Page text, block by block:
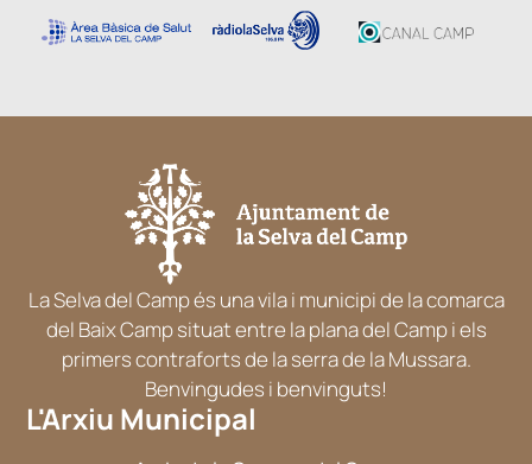
La Selva del Camp és una vila i municipi de la comarca
del Baix Camp situat entre la plana del Camp i els
primers contraforts de la serra de la Mussara.
Benvingudes i benvinguts!
L'Arxiu Municipal